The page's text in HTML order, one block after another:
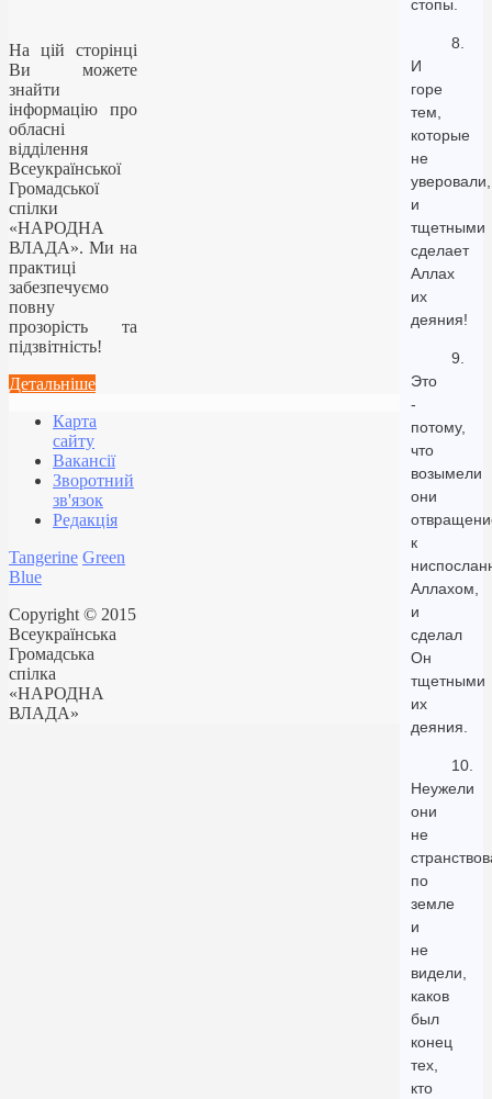
стопы.
8.
И
горе
тем,
которые
не
уверовали,
и
тщетными
сделает
Аллах
их
деяния!
9.
Это
-
потому,
что
возымели
они
к
Аллахом,
и
сделал
Он
тщетными
их
деяния.
10.
Неужели
они
не
по
земле
и
не
видели,
каков
был
конец
тех,
кто
На цій сторінці
Ви можете
знайти
інформацію про
обласні
відділення
Всеукраїнської
Громадської
спілки
«НАРОДНА
ВЛАДА». Ми на
практиці
забезпечуємо
повну
прозорість та
підзвітність!
Детальніше
Карта
сайту
Вакансії
Зворотний
зв'язок
Редакція
Tangerine Green
Blue
Copyright © 2015
Всеукраїнська
Громадська
спілка
«НАРОДНА
ВЛАДА»